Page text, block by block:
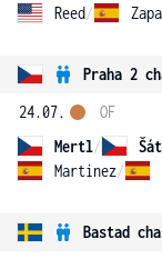
Reed/
Praha 2
24.07.
Mertl/
Martinez/
OF
Bastad